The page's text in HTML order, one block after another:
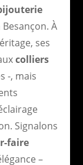
À
ses
colliers
-, mais
Signalons
faire
–